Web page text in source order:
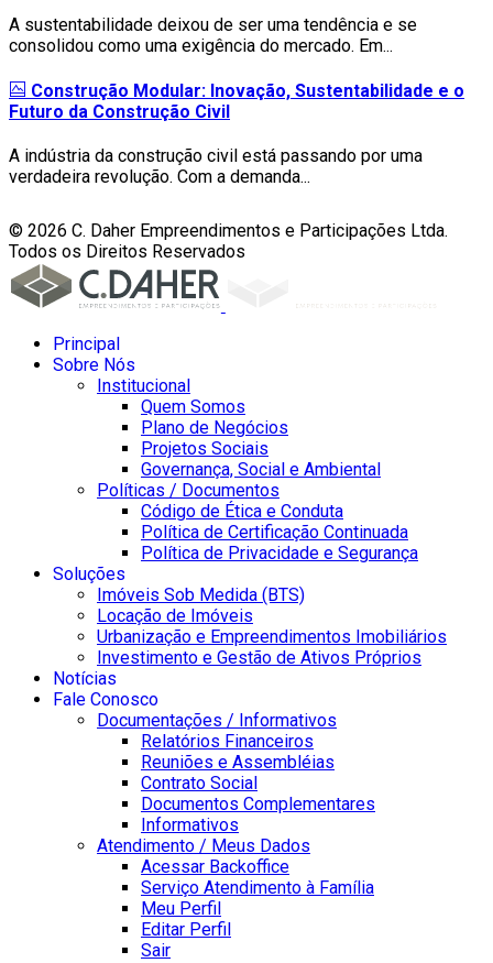
A sustentabilidade deixou de ser uma tendência e se
consolidou como uma exigência do mercado. Em...
Construção Modular: Inovação, Sustentabilidade e o
Futuro da Construção Civil
A indústria da construção civil está passando por uma
verdadeira revolução. Com a demanda...
© 2026 C. Daher Empreendimentos e Participações Ltda.
Todos os Direitos Reservados
Principal
Sobre Nós
Institucional
Quem Somos
Plano de Negócios
Projetos Sociais
Governança, Social e Ambiental
Políticas / Documentos
Código de Ética e Conduta
Política de Certificação Continuada
Política de Privacidade e Segurança
Soluções
Imóveis Sob Medida (BTS)
Locação de Imóveis
Urbanização e Empreendimentos Imobiliários
Investimento e Gestão de Ativos Próprios
Notícias
Fale Conosco
Documentações / Informativos
Relatórios Financeiros
Reuniões e Assembléias
Contrato Social
Documentos Complementares
Informativos
Atendimento / Meus Dados
Acessar Backoffice
Serviço Atendimento à Família
Meu Perfil
Editar Perfil
Sair